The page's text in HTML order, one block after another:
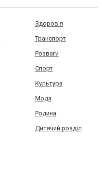
Здоров'я
Транспорт
Розваги
Спорт
Культура
Мода
Родина
Дитячий розділ